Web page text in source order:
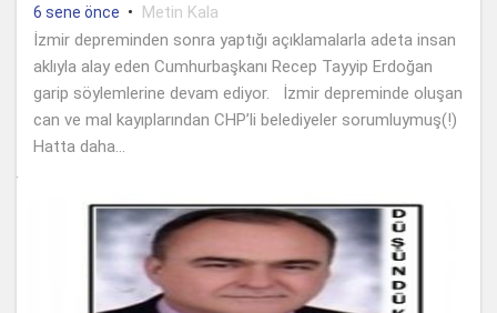
6 sene önce • Metin Kala
İzmir depreminden sonra yaptığı açıklamalarla adeta insan
aklıyla alay eden Cumhurbaşkanı Recep Tayyip Erdoğan
garip söylemlerine devam ediyor. İzmir depreminde oluşan
can ve mal kayıplarından CHP’li belediyeler sorumluymuş(!)
Hatta daha...